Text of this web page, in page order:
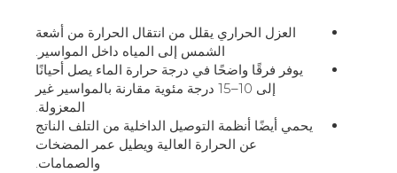
العزل الحراري يقلل من انتقال الحرارة من أشعة
الشمس إلى المياه داخل المواسير.
يوفر فرقًا واضحًا في درجة حرارة الماء يصل أحيانًا
إلى 10–15 درجة مئوية مقارنة بالمواسير غير
المعزولة.
يحمي أيضًا أنظمة التوصيل الداخلية من التلف الناتج
عن الحرارة العالية ويطيل عمر المضخات
والصمامات.